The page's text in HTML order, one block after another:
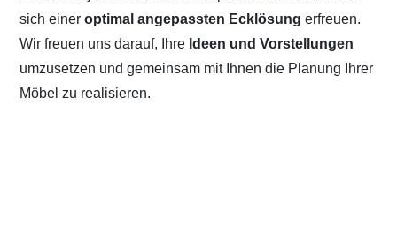
sich eineroptimal angepassten Ecklösung erfreuen.
Wir freuen uns darauf, Ihre Ideen und Vorstellungen
umzusetzen und gemeinsam mit Ihnen die Planung Ihrer
Möbel zu realisieren.